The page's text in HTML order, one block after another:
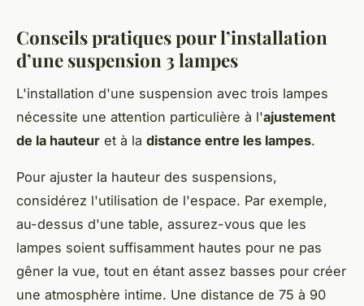
Conseils pratiques pour l’installation
d’une suspension 3 lampes
L'installation d'une suspension avec trois lampes
nécessite une attention particulière à l'ajustement
de la hauteur et à la distance entre les lampes.
Pour ajuster la hauteur des suspensions,
considérez l'utilisation de l'espace. Par exemple,
au-dessus d'une table, assurez-vous que les
lampes soient suffisamment hautes pour ne pas
gêner la vue, tout en étant assez basses pour créer
une atmosphère intime. Une distance de 75 à 90